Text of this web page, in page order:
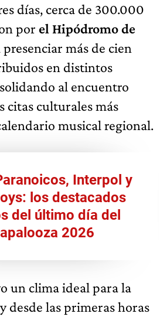
días, cerca de 300.000
por el Hipódromo de
más de cien
en distintos
al encuentro
citas culturales más
musical regional.
Interpol y
los destacados
del último día del
2026
un clima ideal para la
desde las primeras horas